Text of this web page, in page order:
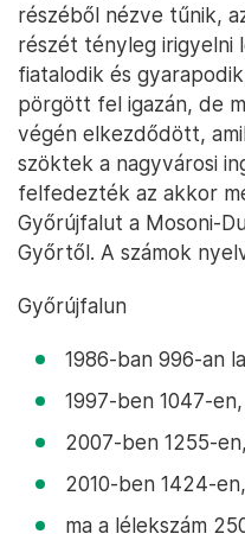
részéből nézve tűnik,
részét tényleg irigyelni
fiatalodik és
pörgött fel igazán, de
végén elkezdődött,
szöktek a nagyvárosi
felfedezték az akkor
Győrújfalut a Mosoni-
Győrtől. A számok
Győrújfalun
1986-ban 996-an
1997-ben 1047-en,
2007-ben 1255-en,
2010-ben 1424-en,
ma a lélekszám